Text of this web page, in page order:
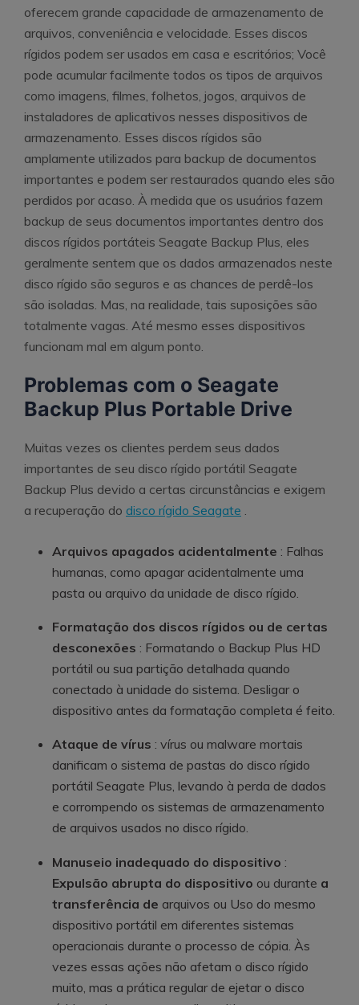
oferecem grande capacidade de armazenamento de
arquivos, conveniência e velocidade. Esses discos
rígidos podem ser usados em casa e escritórios; Você
pode acumular facilmente todos os tipos de arquivos
como imagens, filmes, folhetos, jogos, arquivos de
instaladores de aplicativos nesses dispositivos de
armazenamento. Esses discos rígidos são
amplamente utilizados para backup de documentos
importantes e podem ser restaurados quando eles são
perdidos por acaso. À medida que os usuários fazem
backup de seus documentos importantes dentro dos
discos rígidos portáteis Seagate Backup Plus, eles
geralmente sentem que os dados armazenados neste
disco rígido são seguros e as chances de perdê-los
são isoladas. Mas, na realidade, tais suposições são
totalmente vagas. Até mesmo esses dispositivos
funcionam mal em algum ponto.
Problemas com o Seagate
Backup Plus Portable Drive
Muitas vezes os clientes perdem seus dados
importantes de seu disco rígido portátil Seagate
Backup Plus devido a certas circunstâncias e exigem
a recuperação do disco rígido Seagate
Arquivos apagados acidentalmente : Falhas
humanas, como apagar acidentalmente uma
pasta ou arquivo da unidade de disco rígido.
Formatação dos discos rígidos ou de certas
desconexões : Formatando o Backup Plus HD
portátil ou sua partição detalhada quando
conectado à unidade do sistema. Desligar o
dispositivo antes da formatação completa é feito.
Ataque de vírus : vírus ou malware mortais
danificam o sistema de pastas do disco rígido
portátil Seagate Plus, levando à perda de dados
e corrompendo os sistemas de armazenamento
de arquivos usados no disco rígido.
Manuseio inadequado do dispositivo :
Expulsão abrupta do dispositivo ou durante a
transferência de arquivos ou Uso do mesmo
dispositivo portátil em diferentes sistemas
operacionais durante o processo de cópia. Às
vezes essas ações não afetam o disco rígido
muito, mas a prática regular de ejetar o disco